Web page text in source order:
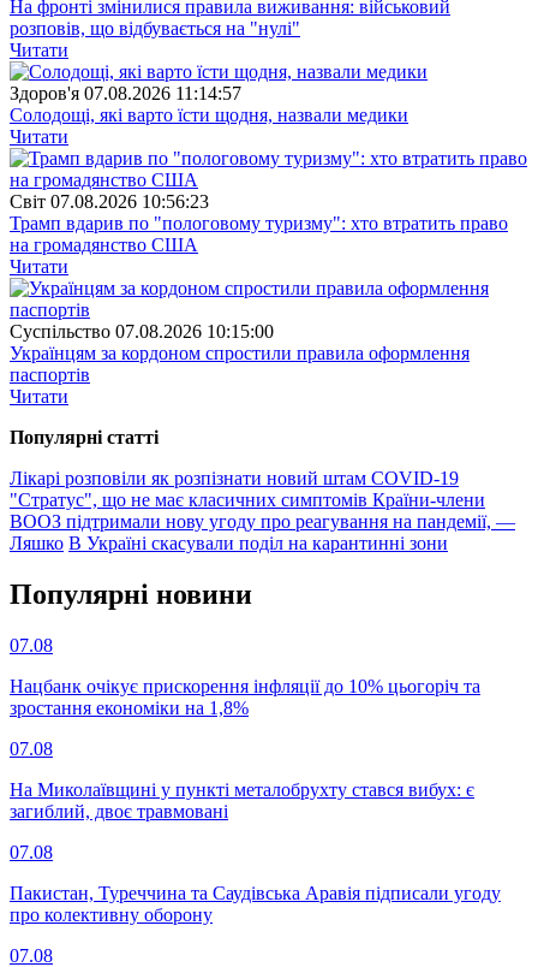
На фронті змінилися правила виживання: військовий
розповів, що відбувається на "нулі"
Читати
Здоров'я 07.08.2026 11:14:57
Солодощі, які варто їсти щодня, назвали медики
Читати
Свiт 07.08.2026 10:56:23
Трамп вдарив по "пологовому туризму": хто втратить право
на громадянство США
Читати
Суспiльство 07.08.2026 10:15:00
Українцям за кордоном спростили правила оформлення
паспортів
Читати
Популярнi статтi
Лікарі розповіли як розпізнати новий штам COVID-19
"Стратус", що не має класичних симптомів Країни-члени
ВООЗ підтримали нову угоду про реагування на пандемії, —
Ляшко В Україні скасували поділ на карантинні зони
Популярнi новини
07.08
Нацбанк очікує прискорення інфляції до 10% цьогоріч та
зростання економіки на 1,8%
07.08
На Миколаївщині у пункті металобрухту стався вибух: є
загиблий, двоє травмовані
07.08
Пакистан, Туреччина та Саудівська Аравія підписали угоду
про колективну оборону
07.08